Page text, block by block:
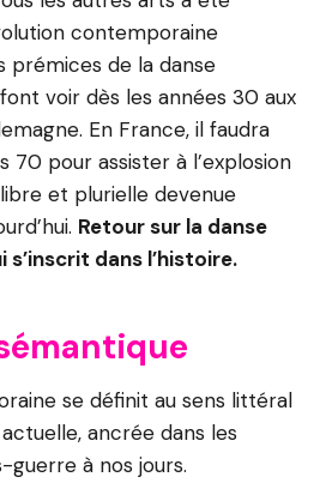
contemporaine
prémices de la danse
voir dès les années 30 aux
En France, il faudra
70 pour assister à l’explosion
et plurielle devenue
Retour sur la danse
dans l’histoire.
se définit au sens littéral
ancrée dans les
guerre à nos jours.